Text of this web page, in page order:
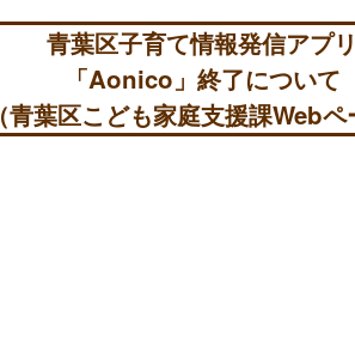
青葉区子育て情報発信アプ
「Aonico」終了について
（青葉区こども家庭支援課Web